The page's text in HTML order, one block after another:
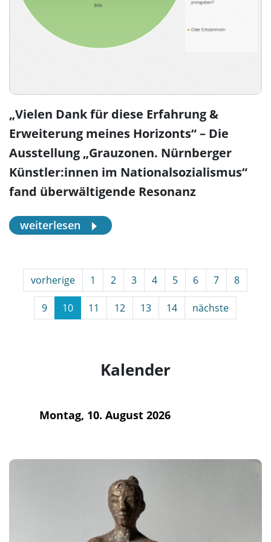
„Vielen Dank für diese Erfahrung &
Erweiterung meines Horizonts“ – Die
Ausstellung „Grauzonen. Nürnberger
Künstler:innen im Nationalsozialismus“
fand überwältigende Resonanz
weiterlesen
vorherige 1 2 3 4 5 6 7 8
9 10 11 12 13 14 nächste
Kalender
Montag, 10. August 2026